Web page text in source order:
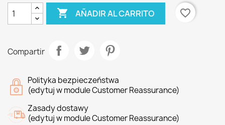
 AÑADIR AL CARRITO favorite_border
Compartir
Polityka bezpieczeństwa
(edytuj w module Customer Reassurance)
Zasady dostawy
(edytuj w module Customer Reassurance)